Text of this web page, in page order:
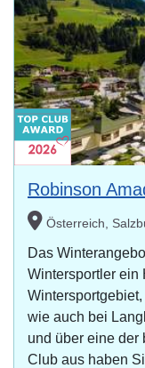
Robinson
Österreich,
Das
Wintersportler ein
wie auch bei
und über eine der
Club aus haben